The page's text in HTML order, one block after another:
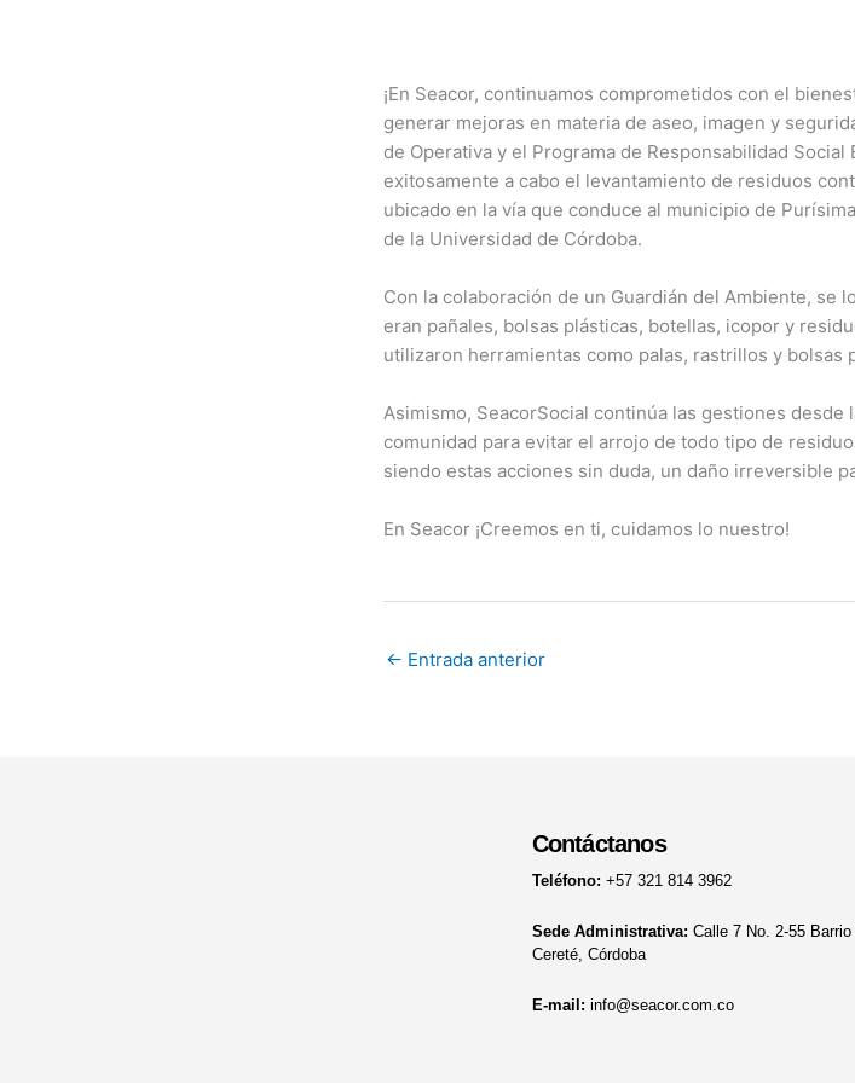
¡En Seacor, continuamos comprometidos con el
generar mejoras en materia de aseo, imagen y
de Operativa y el Programa de Responsabilidad
exitosamente a cabo el levantamiento de residuos
ubicado en la vía que conduce al municipio de
de la Universidad de Córdoba.
Con la colaboración de un Guardián del Ambiente, se
eran pañales, bolsas plásticas, botellas, icopor y
utilizaron herramientas como palas, rastrillos y bolsas
Asimismo, SeacorSocial continúa las gestiones desde
comunidad para evitar el arrojo de todo tipo de
siendo estas acciones sin duda, un daño irreversible
En Seacor ¡Creemos en ti, cuidamos lo nuestro!
← Entrada anterior
Contáctanos
Teléfono: +57 321 814 3962
Sede Administrativa: Calle 7 No. 2-55
Cereté, Córdoba
E-mail: info@seacor.com.co